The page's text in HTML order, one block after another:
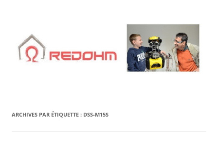
ARCHIVES PAR ÉTIQUETTE : DSS-M15S